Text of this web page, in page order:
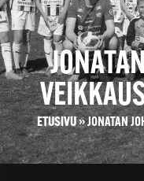
ETUSIVU»JONATAN